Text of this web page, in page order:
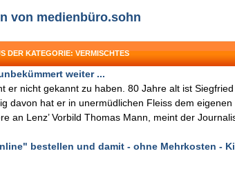
von medienbüro.sohn
DER KATEGORIE: VERMISCHTES
weiter ...
er nicht gekannt zu haben. 80 Jahre alt ist
davon hat er in unermüdlichen Fleiss dem
an Lenz’ Vorbild Thomas Mann, meint der
bestellen und damit - ohne Mehrkosten -